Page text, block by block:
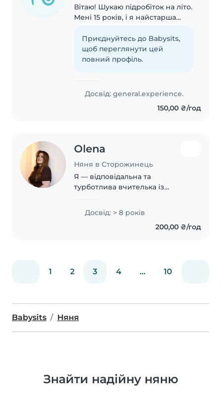
Вітаю! Шукаю підробіток на літо.
Мені 15 років, і я найстарша
постійний практичний досвід
догляду за дітьми: моєму брату
зараз 12 років, а сестрі 4 роки...
Приєднуйтесь до Babysits,
щоб переглянути цей
повний профіль.
Досвід: general.experience.
150,00 ₴/год
Olena
Няня в Сторожинець
Я — відповідальна та
турботлива вчителька із
з дітьми різного віку,
включаючи підлітків. Маю
досвід роботи із дітьми з
Досвід: > 8 років
200,00 ₴/год
1 2 3 4 ... 10
Babysits Няня
Знайти надійну няню